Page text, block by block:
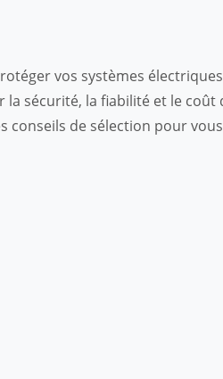
vos systèmes
la sécurité, la fiabilité et le coût
conseils de sélection pour